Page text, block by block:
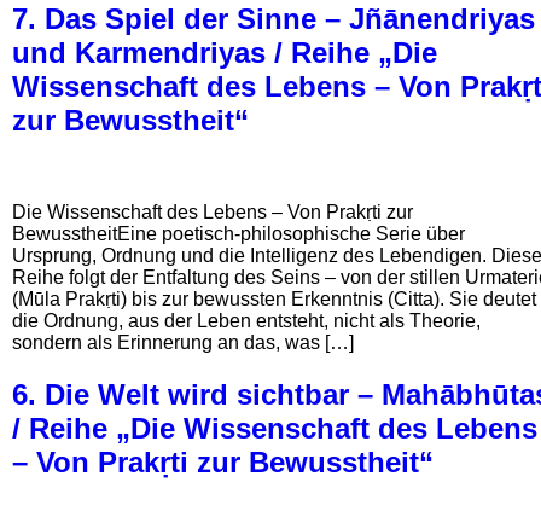
7. Das Spiel der Sinne – Jñānendriyas
und Karmendriyas / Reihe „Die
Wissenschaft des Lebens – Von
zur Bewusstheit“
Die Wissenschaft des Lebens – Von Prakṛti zur
BewusstheitEine poetisch-philosophische Serie über
Ursprung, Ordnung und die Intelligenz des Lebendigen. Diese
Reihe folgt der Entfaltung des Seins – von der stillen
(Mūla Prakṛti) bis zur bewussten Erkenntnis (Citta). Sie deutet
die Ordnung, aus der Leben entsteht, nicht als Theorie,
sondern als Erinnerung an das, was […]
6. Die Welt wird sichtbar –
/ Reihe „Die Wissenschaft des Lebens
– Von Prakṛti zur Bewusstheit“